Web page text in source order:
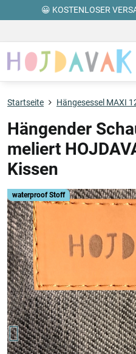
😀 KOSTENLOSER
waterproof Stoff
Startseite Hängesessel MAXI
Hängender
meliert
Kissen